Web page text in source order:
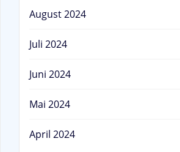
August 2024
Juli 2024
Juni 2024
Mai 2024
April 2024